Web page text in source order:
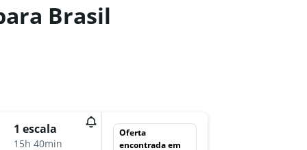
Brasil
1 escala
15h 40min
Oferta
encontrada em